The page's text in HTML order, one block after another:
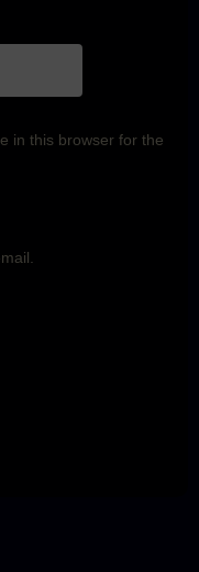
in this browser for the